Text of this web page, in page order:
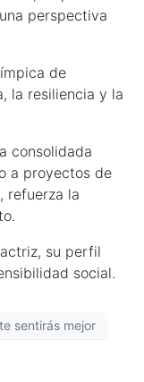
perspectiva
de
la resiliencia y la
consolidada
a proyectos de
refuerza la
su perfil
social.
sentirás mejor